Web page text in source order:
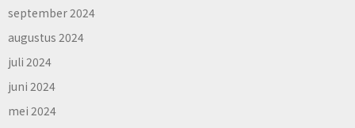
september 2024
augustus 2024
juli 2024
juni 2024
mei 2024